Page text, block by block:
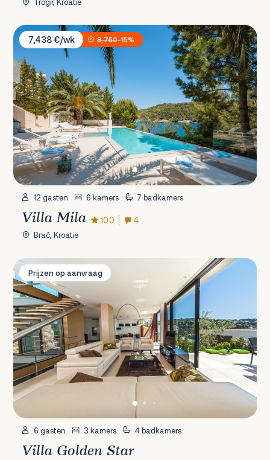
Villa Mila
7,438 €/wk
8,750-15%
12 gasten 6 kamers 7 badkamers
Villa Mila 10.0 4
Brač, Kroatië
Villa Golden Star
Prijzen op aanvraag
6 gasten 3 kamers 4 badkamers
Villa Golden Star